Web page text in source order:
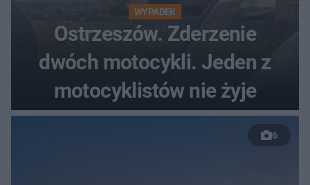
WYPADEK
Ostrzeszów. Zderzenie
dwóch motocykli. Jeden z
motocyklistów nie żyje
6